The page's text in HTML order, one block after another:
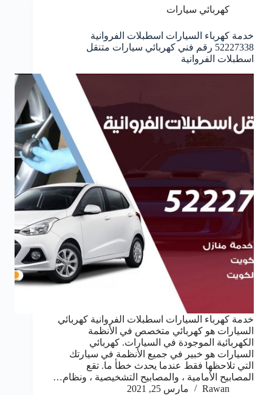
كهربائي سيارات
خدمة كهرباء السيارات اسطبلات الفروانية
52227338 رقم فني كهربائي سيارات متنقل
اسطبلات الفروانية
خدمة كهرباء السيارات اسطبلات الفروانية كهربائي
السيارات هو كهربائي متخصص في الأنظمة
الكهربائية الموجودة في السيارات. كهربائي
السيارات هو خبير في جميع الأنظمة في سيارتك
التي تلاحظها فقط عندما يحدث خطأ ما. تقع
المصابيح الأمامية ، والمصابيح التشخيصية ، ونظام…
Rawan
مارس 25, 2021